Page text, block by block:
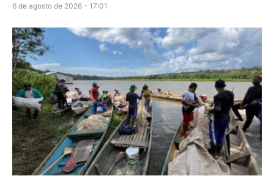
6 de agosto de 2026 - 17:01